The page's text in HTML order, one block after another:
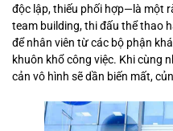
độc lập, thiếu phối hợp—là một
team building, thi đấu thể thao
để nhân viên từ các bộ phận
khuôn khổ công việc. Khi cùng
cản vô hình sẽ dần biến mất,